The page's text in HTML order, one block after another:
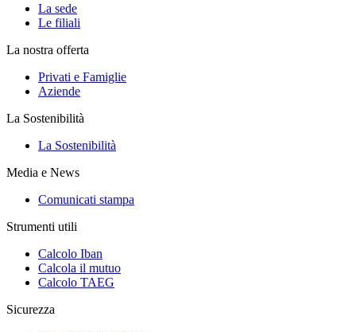
La sede
Le filiali
La nostra offerta
Privati e Famiglie
Aziende
La Sostenibilità
La Sostenibilità
Media e News
Comunicati stampa
Strumenti utili
Calcolo Iban
Calcola il mutuo
Calcolo TAEG
Sicurezza